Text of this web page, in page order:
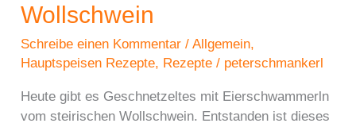
Wollschwein
Schreibe einen Kommentar /Allgemein,
Hauptspeisen Rezepte, Rezepte / peterschmankerl
Heute gibt es Geschnetzeltes mit Eierschwammerln
vom steirischen Wollschwein. Entstanden ist dieses